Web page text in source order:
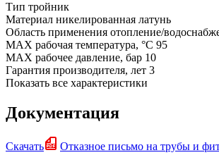
Тип тройник
Материал никелированная латунь
Область применения отопление/
MAX рабочая температура, °C 95
MAX рабочее давление, бар 10
Гарантия производителя, лет 3
Показать все характеристики
Документация
Скачать Отказное письмо на трубы и